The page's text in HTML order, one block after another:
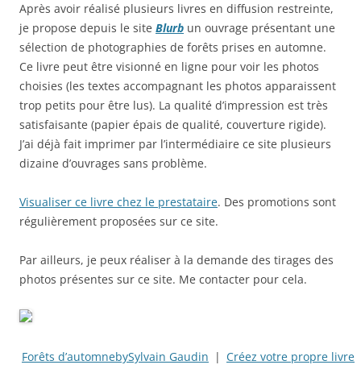
Après avoir réalisé plusieurs livres en diffusion restreinte,
je propose depuis le site Blurb un ouvrage présentant une
sélection de photographies de forêts prises en automne.
Ce livre peut être visionné en ligne pour voir les photos
choisies (les textes accompagnant les photos apparaissent
trop petits pour être lus). La qualité d’impression est très
satisfaisante (papier épais de qualité, couverture rigide).
J’ai déjà fait imprimer par l’intermédiaire ce site plusieurs
dizaine d’ouvrages sans problème.
Visualiser ce livre chez le prestataire. Des promotions sont
régulièrement proposées sur ce site.
Par ailleurs, je peux réaliser à la demande des tirages des
photos présentes sur ce site. Me contacter pour cela.
Forêts d’automnebySylvain Gaudin | Créez votre propre livre